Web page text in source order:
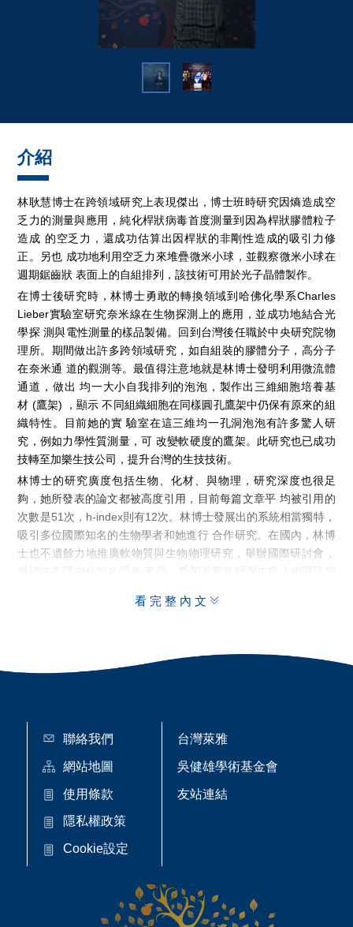
介紹
林耿慧博士在跨領域研究上表現傑出，博士班時研究因熵造成空
乏力的測量與應用，純化桿狀病毒首度測量到因為桿狀膠體粒子
造成 的空乏力，還成功估算出因桿狀的非剛性造成的吸引力修
正。另也 成功地利用空乏力來堆疊微米小球，並觀察微米小球在
週期鋸齒狀 表面上的自組排列，該技術可用於光子晶體製作。
在博士後研究時，林博士勇敢的轉換領域到哈佛化學系Charles
Lieber實驗室研究奈米線在生物探測上的應用，並成功地結合光
學探 測與電性測量的樣品製備。回到台灣後任職於中央研究院物
理所。期間做出許多跨領域研究，如自組裝的膠體分子，高分子
在奈米通 道的觀測等。最值得注意地就是林博士發明利用微流體
通道，做出 均一大小自我排列的泡泡，製作出三維細胞培養基
材 (鷹架) ，顯示 不同組織細胞在同樣圓孔鷹架中仍保有原來的組
織特性。目前她的實 驗室在這三維均一孔洞泡泡有許多驚人研
究，例如力學性質測量，可 改變軟硬度的鷹架。此研究也已成功
技轉至加樂生技公司，提升台灣的生技技術。
林博士的研究廣度包括生物、化材、與物理，研究深度也很足
夠，她所發表的論文都被高度引用，目前每篇文章平 均被引用的
次數是51次，h-index則有12次。林博士發展出的系統相當獨特，
吸引多位國際知名的生物學者和她進行 合作研究。在國內，林博
士也不遺餘力地推廣軟物質與生物物理研究，舉辦國際研討會，
看完整內文
聯絡我們
網站地圖
使用條款
隱私權政策
Cookie設定
台灣萊雅
吳健雄學術基金會
友站連結